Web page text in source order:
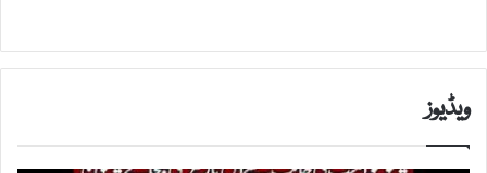
ویڈیوز